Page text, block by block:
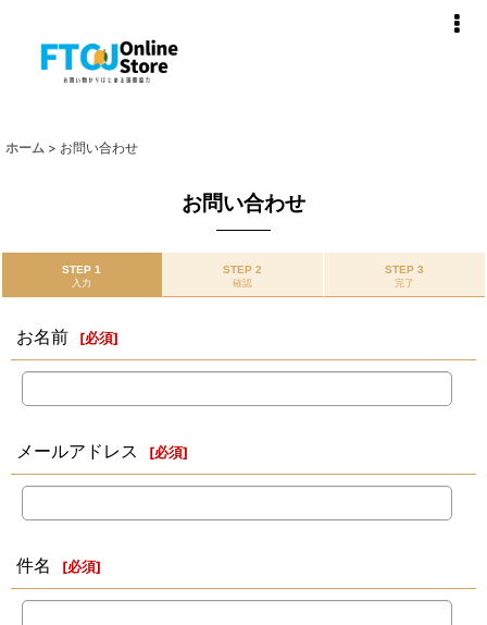
ホーム > お問い合わせ
お問い合わせ
STEP 1
入力
STEP 2
確認
STEP 3
完了
お名前 [必須]
メールアドレス [必須]
件名 [必須]